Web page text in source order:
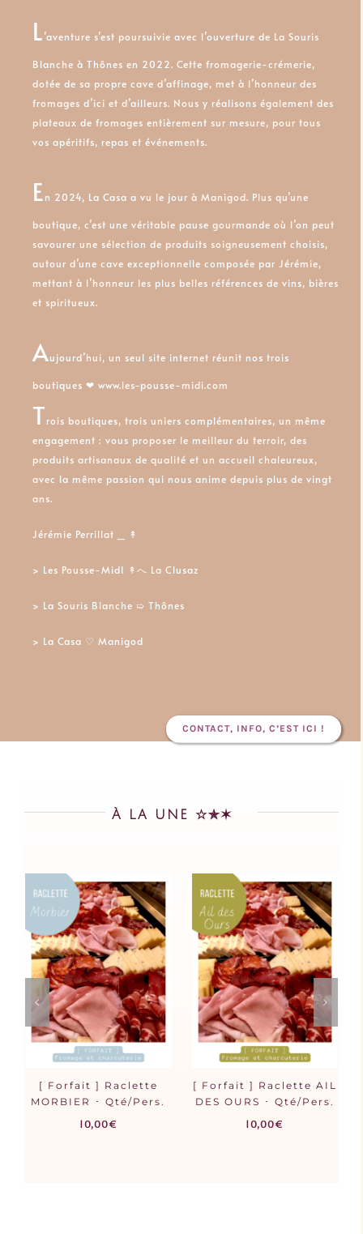
L’aventure s’est poursuivie avec l’ouverture de La Souris
Blanche à Thônes en 2022. Cette fromagerie-crémerie,
dotée de sa propre cave d’affinage, met à l’honneur des
fromages d’ici et d’ailleurs. Nous y réalisons également des
plateaux de fromages entièrement sur mesure, pour tous
vos apéritifs, repas et événements.
En 2024, La Casa a vu le jour à Manigod. Plus qu’une
boutique, c’est une véritable pause gourmande où l’on peut
savourer une sélection de produits soigneusement choisis,
autour d’une cave exceptionnelle composée par Jérémie,
mettant à l’honneur les plus belles références de vins, bières
et spiritueux.
Aujourd’hui, un seul site internet réunit nos trois
boutiques ❤︎www.les-pousse-midi.com
Trois boutiques, trois uniers complémentaires, un même
engagement : vous proposer le meilleur du terroir, des
produits artisanaux de qualité et un accueil chaleureux,
avec la même passion qui nous anime depuis plus de vingt
ans.
Jérémie Perrillat _ ↟
> Les Pousse-MidI ↟へ La Clusaz
> La Souris Blanche ➯ Thônes
> La Casa ♡ Manigod
CONTACT, INFO, C’EST ICI !
À LA UNE ☆✯✶
AJOUTER AU PANIER
/
DÉTAILS
Charcuterie
d’accompagnement ･
Raclette ou Tomme
blanche ou Mont d’or
AJOUTER AU PANIER
/
DÉTAILS
Plateau Apéro
LEGER・ Charcuterie
et Fromages ・
Qté/pers.